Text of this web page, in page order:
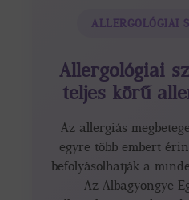
ALLERGOLÓGIAI
Allergológiai
teljes körű
Az allergiás
egyre több embert
befolyásolhatják a
Az Albagyöngye